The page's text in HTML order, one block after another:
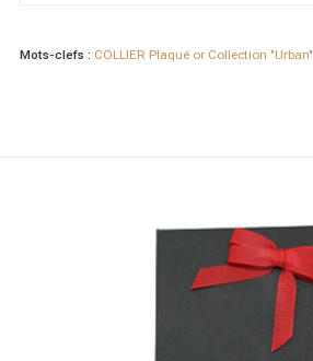
Mots-clefs : COLLIER Plaqué or Collection "Urban"